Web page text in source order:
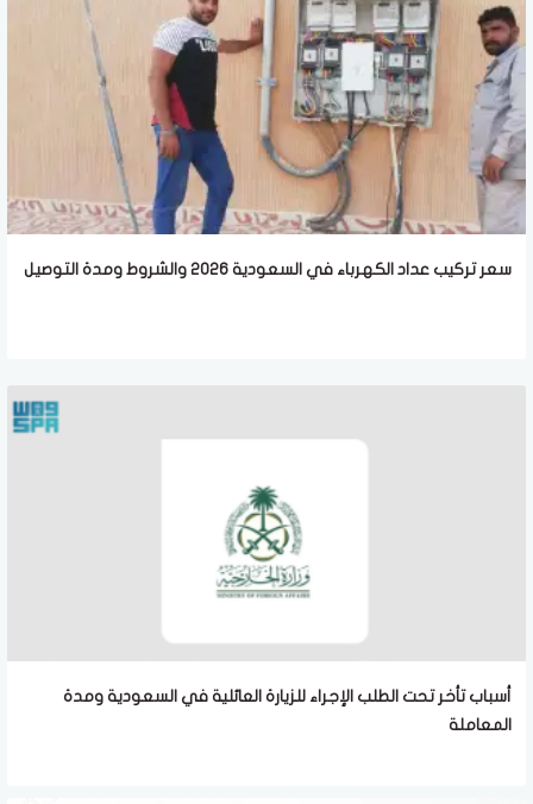
سعر تركيب عداد الكهرباء في السعودية 2026 والشروط ومدة التوصيل
أسباب تأخر تحت الطلب الإجراء للزيارة العائلية في السعودية ومدة
المعاملة